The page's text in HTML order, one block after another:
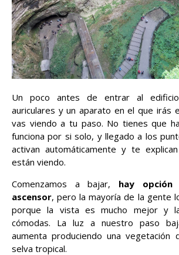
Un poco antes de entrar al
auriculares y un aparato en el que irás
vas viendo a tu paso. No tienes que
funciona por si solo, y llegado a los
activan automáticamente y te
están viendo.
Comenzamos a bajar, hay
ascensor, pero la mayoría de la gente
porque la vista es mucho mejor y
cómodas. La luz a nuestro paso
aumenta produciendo una vegetación
selva tropical.